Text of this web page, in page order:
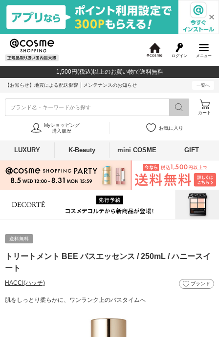
メニュー
ログイン
c
o
1,500円(税込)以上のお買い物で送料無料
【お知らせ】 地震による配送影響 メンテナンスのお知らせ 一覧へ
ブランド名・キーワードから探す
カート
Myショッピング
購入履歴
お気に入り
LUXURY K-Beauty mini COSME GIFT
送料無料
トリートメント BEE バスエッセンス / 250mL / ハニースイ
ート
HACCI(ハッチ) ブランド
肌をしっとり柔らかに、ワンランク上のバスタイムへ